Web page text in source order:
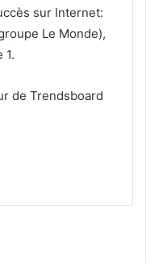
sur Internet:
Le Monde),
1.
de Trendsboard